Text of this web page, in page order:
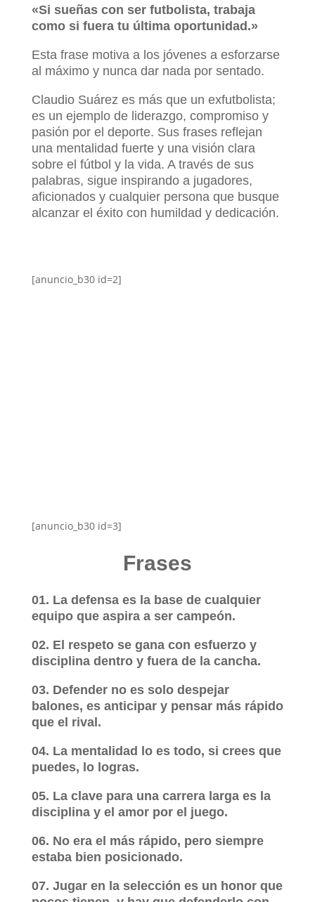
«Si sueñas con ser futbolista, trabaja
como si fuera tu última oportunidad.»
Esta frase motiva a los jóvenes a esforzarse
al máximo y nunca dar nada por sentado.
Claudio Suárez es más que un exfutbolista;
es un ejemplo de liderazgo, compromiso y
pasión por el deporte. Sus frases reflejan
una mentalidad fuerte y una visión clara
sobre el fútbol y la vida. A través de sus
palabras, sigue inspirando a jugadores,
aficionados y cualquier persona que busque
alcanzar el éxito con humildad y dedicación.
[anuncio_b30 id=2]
[anuncio_b30 id=3]
Frases
01. La defensa es la base de cualquier
equipo que aspira a ser campeón.
02. El respeto se gana con esfuerzo y
disciplina dentro y fuera de la cancha.
03. Defender no es solo despejar
balones, es anticipar y pensar más rápido
que el rival.
04. La mentalidad lo es todo, si crees que
puedes, lo logras.
05. La clave para una carrera larga es la
disciplina y el amor por el juego.
06. No era el más rápido, pero siempre
estaba bien posicionado.
07. Jugar en la selección es un honor que